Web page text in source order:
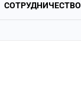
СОТРУДНИЧЕСТВО